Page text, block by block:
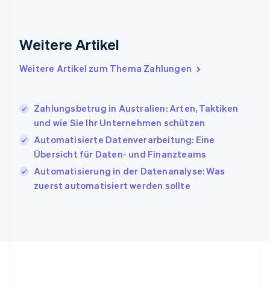
Weitere Artikel
Weitere Artikel zum Thema Zahlungen
Zahlungsbetrug in Australien: Arten, Taktiken
und wie Sie Ihr Unternehmen schützen
Automatisierte Datenverarbeitung: Eine
Übersicht für Daten- und Finanzteams
Automatisierung in der Datenanalyse: Was
zuerst automatisiert werden sollte
English
Italien
Italiano English
English Français
Kroatien
EnglishItaliano
Lettland
Liechtenstein
DeutschEnglish